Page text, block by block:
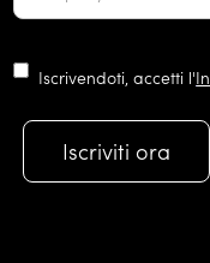
Iscrivendoti, accetti l'